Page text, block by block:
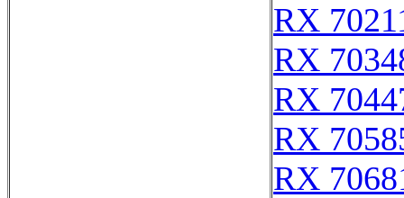
RX
RX
RX
RX
RX